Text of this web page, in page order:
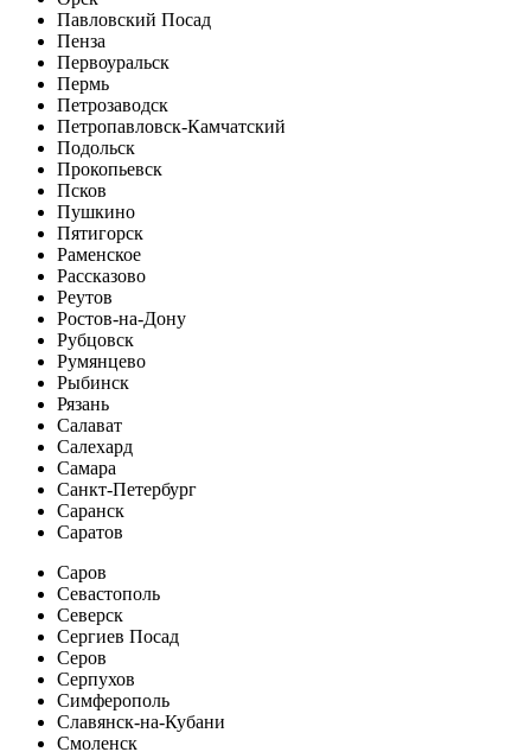
Павловский Посад
Пенза
Первоуральск
Пермь
Петрозаводск
Петропавловск-Камчатский
Подольск
Прокопьевск
Псков
Пушкино
Пятигорск
Раменское
Рассказово
Реутов
Ростов-на-Дону
Рубцовск
Румянцево
Рыбинск
Рязань
Салават
Салехард
Самара
Санкт-Петербург
Саранск
Саратов
Саров
Севастополь
Северск
Сергиев Посад
Серов
Серпухов
Симферополь
Славянск-на-Кубани
Смоленск